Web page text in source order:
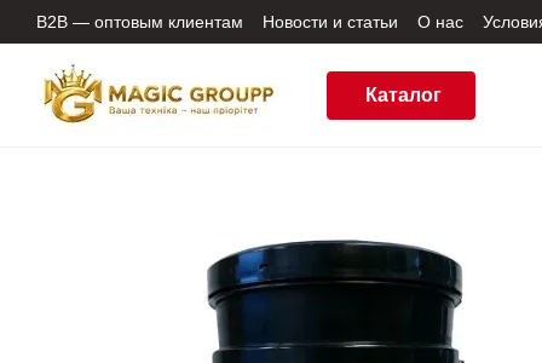
Перейти к основному контенту
B2B — оптовым клиентам Новости и статьи О нас
Пользовательское соглашение
Отзывы о магазине
Каталог